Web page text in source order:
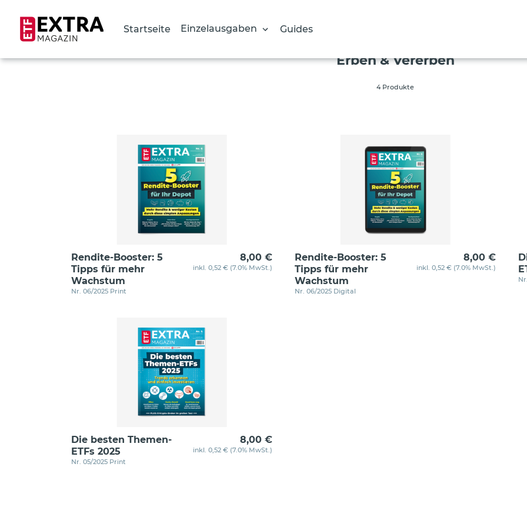
Direkt
Startseite Einzelausgaben Guides
S
Erben & Vererben
4 Produkte
Rendite-Booster: 5
Tipps für mehr
Wachstum
Nr. 06/2025 Print
8,00 €
inkl. 0,52 € (7.0% MwSt.)
Rendite-Booster: 5
Tipps für mehr
Wachstum
Nr. 06/2025 Digital
8,00 €
inkl. 0,52 € (7.0% MwSt.)
Die besten Themen-
ETFs 2025
Nr. 05/2025 Print
8,00 €
inkl. 0,52 € (7.0% MwSt.)